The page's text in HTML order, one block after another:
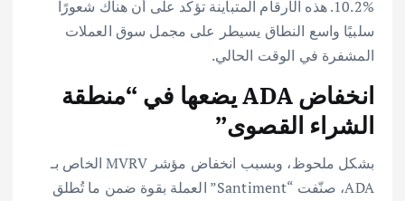
10.2%. هذه الأرقام المتباينة تؤكد على أن هناك شعورًا
سلبيًا واسع النطاق يسيطر على مجمل سوق العملات
المشفرة في الوقت الحالي.
انخفاض ADA يضعها في “منطقة
الشراء القصوى”
بشكل ملحوظ، وبسبب انخفاض مؤشر MVRV الخاص بـ
ADA، صنّفت “Santiment” العملة بقوة ضمن ما تُطلق